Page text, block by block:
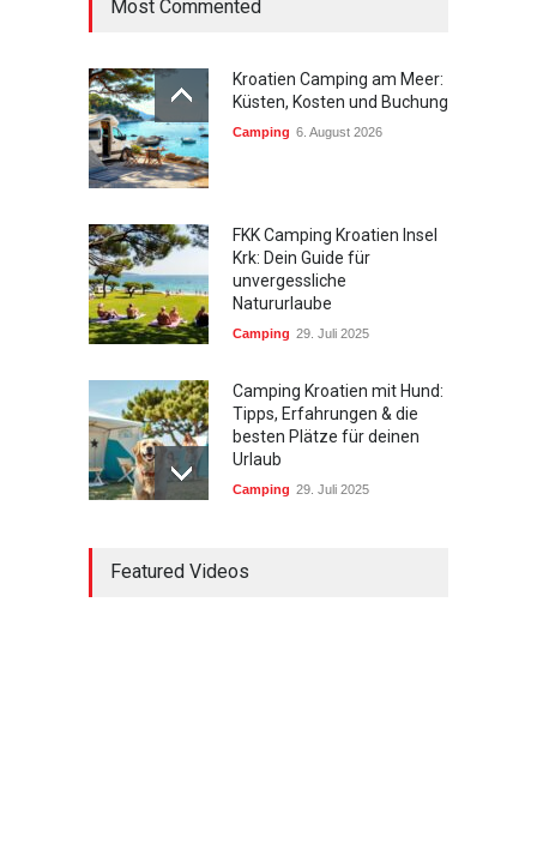
Most Commented
Kroatien Camping am Meer:
Küsten, Kosten und Buchung
Camping 6. August 2026
FKK Camping Kroatien Insel
Krk: Dein Guide für
unvergessliche
Natururlaube
Camping 29. Juli 2025
Camping Kroatien mit Hund:
Tipps, Erfahrungen & die
besten Plätze für deinen
Urlaub
Camping 29. Juli 2025
Kindern: Die schönsten
Featured Videos